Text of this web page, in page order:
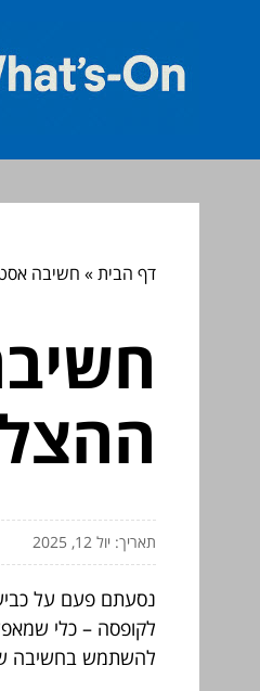
דף הבית» חשיבה
תאריך: יול 12, 2025
נסעתם פעם על
לקופסה – כלי
להשתמש בחשיבה